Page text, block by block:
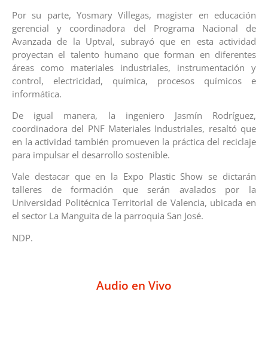
Por su parte, Yosmary Villegas, magister en educación
gerencial y coordinadora del Programa Nacional de
Avanzada de la Uptval, subrayó que en esta actividad
proyectan el talento humano que forman en diferentes
áreas como materiales industriales, instrumentación y
control, electricidad, química, procesos químicos e
informática.
De igual manera, la ingeniero Jasmín Rodríguez,
coordinadora del PNF Materiales Industriales, resaltó que
en la actividad también promueven la práctica del reciclaje
para impulsar el desarrollo sostenible.
Vale destacar que en la Expo Plastic Show se dictarán
talleres de formación que serán avalados por la
Universidad Politécnica Territorial de Valencia, ubicada en
el sector La Manguita de la parroquia San José.
NDP.
Audio en Vivo